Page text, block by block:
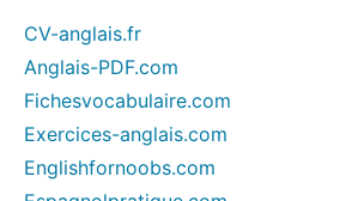
CV-anglais.fr
Anglais-PDF.com
Fichesvocabulaire.com
Exercices-anglais.com
Englishfornoobs.com